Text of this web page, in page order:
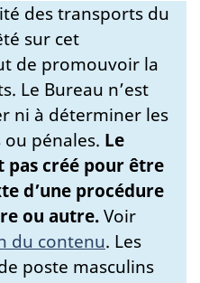
des transports du
sur cet
de promouvoir la
Le Bureau n’est
ni à déterminer les
pénales. Le
pas créé pour être
d’une procédure
ou autre.Voir
du contenu. Les
poste masculins